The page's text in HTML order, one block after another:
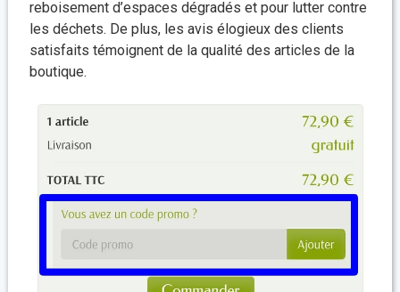
reboisement d’espaces dégradés et pour lutter contre
les déchets. De plus, les avis élogieux des clients
satisfaits témoignent de la qualité des articles de la
boutique.